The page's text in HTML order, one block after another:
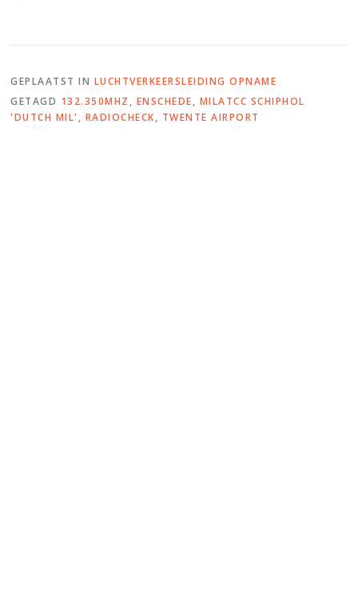
GEPLAATST IN LUCHTVERKEERSLEIDING OPNAME
GETAGD 132.350MHZ , ENSCHEDE, MILATCC SCHIPHOL
'DUTCH MIL' , RADIOCHECK, TWENTE AIRPORT